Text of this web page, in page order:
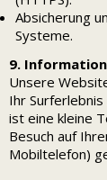
Absicherung
Systeme.
9.
Unsere
Ihr
ist eine kleine
Besuch auf
Mobiltelefon)